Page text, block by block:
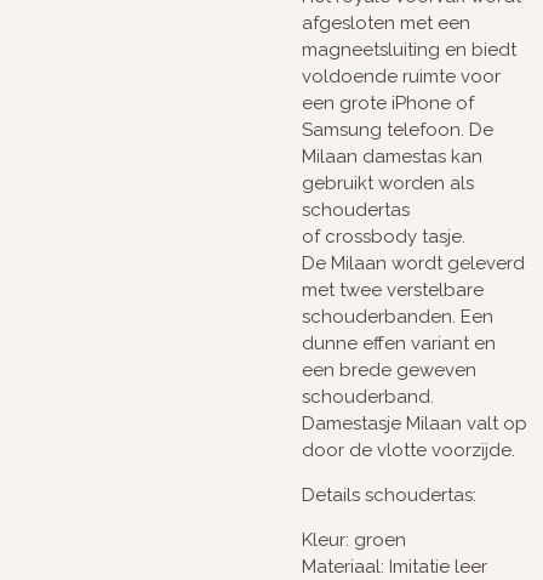
afgesloten met een
magneetsluiting en biedt
voldoende ruimte voor
een grote iPhone of
Samsung telefoon. De
Milaan damestas kan
gebruikt worden als
schoudertas
of crossbody tasje.
De Milaan wordt geleverd
met twee verstelbare
schouderbanden. Een
dunne effen variant en
een brede geweven
schouderband.
Damestasje Milaan valt op
door de vlotte voorzijde.
Details schoudertas:
Kleur: groen
Materiaal: Imitatie leer